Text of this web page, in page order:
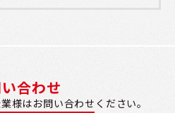
合わせ
様はお問い合わせください。